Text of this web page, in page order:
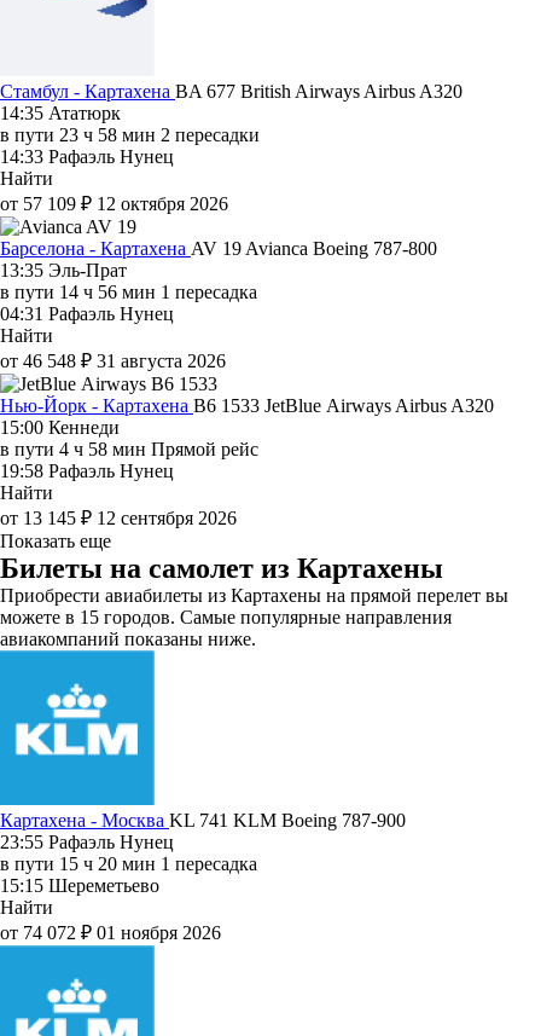
Стамбул - Картахена BA 677 British Airways Airbus A320
14:35 Ататюрк
в пути 23 ч 58 мин 2 пересадки
14:33 Рафаэль Нунец
Найти
от 57 109 ₽ 12 октября 2026
Барселона - Картахена AV 19 Avianca Boeing 787-800
13:35 Эль-Прат
в пути 14 ч 56 мин 1 пересадка
04:31 Рафаэль Нунец
Найти
от 46 548 ₽ 31 августа 2026
Нью-Йорк - Картахена B6 1533 JetBlue Airways Airbus A320
15:00 Кеннеди
в пути 4 ч 58 мин Прямой рейс
19:58 Рафаэль Нунец
Найти
от 13 145 ₽ 12 сентября 2026
Показать еще
Билеты на самолет из Картахены
Приобрести авиабилеты из Картахены на прямой перелет вы
можете в 15 городов. Самые популярные направления
авиакомпаний показаны ниже.
Картахена - Москва KL 741 KLM Boeing 787-900
23:55 Рафаэль Нунец
в пути 15 ч 20 мин 1 пересадка
15:15 Шереметьево
Найти
от 74 072 ₽ 01 ноября 2026